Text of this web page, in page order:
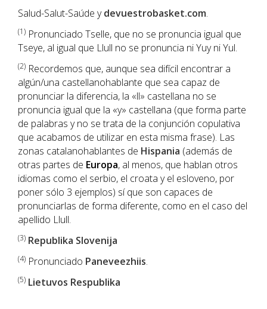
Salud-Salut-Saúde ydevuestrobasket.com.
(1) Pronunciado Tselle, que no se pronuncia igual que
Tseye, al igual que Llull no se pronuncia ni Yuy ni Yul.
(2) Recordemos que, aunque sea difícil encontrar a
algún/una castellanohablante que sea capaz de
pronunciar la diferencia, la «ll» castellana no se
pronuncia igual que la «y» castellana (que forma parte
de palabras y no se trata de la conjunción copulativa
que acabamos de utilizar en esta misma frase). Las
zonas catalanohablantes de Hispania (además de
otras partes de Europa, al menos, que hablan otros
idiomas como el serbio, el croata y el esloveno, por
poner sólo 3 ejemplos) sí que son capaces de
pronunciarlas de forma diferente, como en el caso del
apellido Llull.
(3) Republika Slovenija
(4) Pronunciado Paneveezhiis.
(5) Lietuvos Respublika